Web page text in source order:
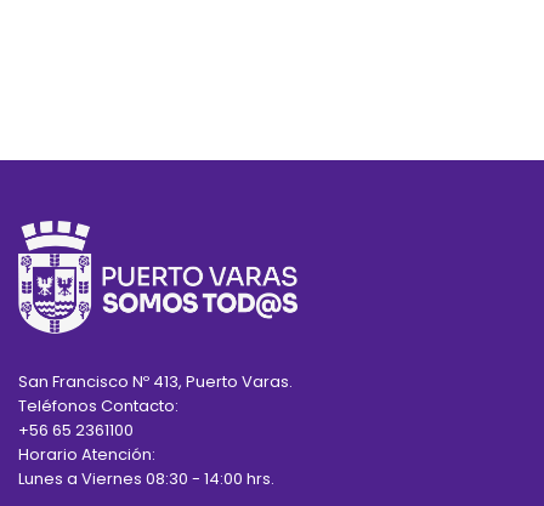
San Francisco Nº 413, Puerto Varas.
Teléfonos Contacto:
+56 65 2361100
Horario Atención:
Lunes a Viernes 08:30 - 14:00 hrs.